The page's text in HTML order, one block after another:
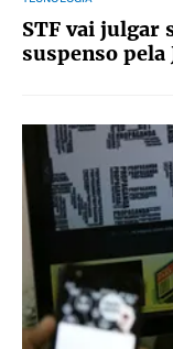
STF vai julgar
suspenso pela